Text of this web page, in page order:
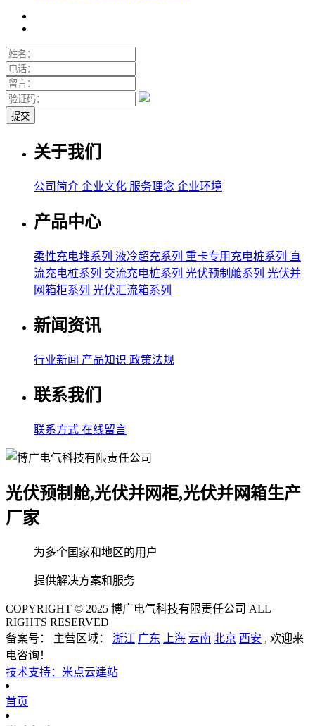
关于我们
公司简介 企业文化 服务理念 企业环境
产品中心
柔性充电堆系列 液冷超充系列 重卡专用充电桩系列 直
流充电桩系列 交流充电桩系列 光伏预制舱系列 光伏并
网箱柜系列 光伏汇流箱系列
新闻资讯
行业新闻 产品知识 政策法规
联系我们
联系方式 在线留言
光伏预制舱,光伏并网柜,光伏并网箱生产
厂家
为多个国家和地区的用户
提供解决方案和服务
COPYRIGHT © 2025 博广电气科技有限责任公司 ALL
RIGHTS RESERVED
备案号： 主营区域： 浙江 广东 上海 云南 北京 西安 , 欢迎来
电咨询！
技术支持：米点云建站
首页